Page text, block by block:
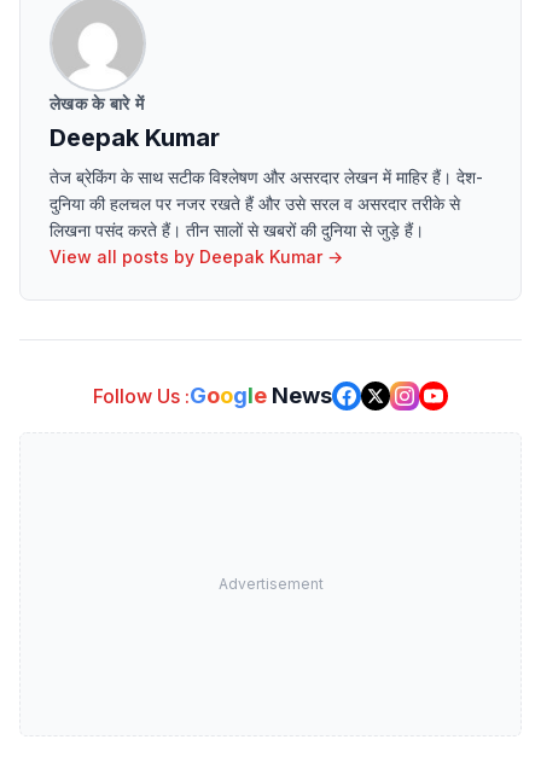
लेखक के बारे में
Deepak Kumar
तेज ब्रेकिंग के साथ सटीक विश्लेषण और असरदार लेखन में माहिर हैं। देश-
दुनिया की हलचल पर नजर रखते हैं और उसे सरल व असरदार तरीके से
लिखना पसंद करते हैं। तीन सालों से खबरों की दुनिया से जुड़े हैं।
View all posts by Deepak Kumar→
Follow Us :Google News
Advertisement